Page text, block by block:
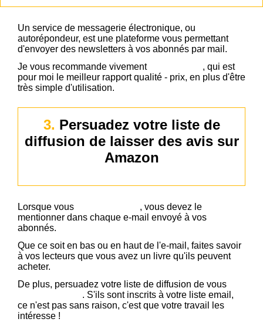
Un service de messagerie électronique, ou
autorépondeur, est une plateforme vous permettant
d'envoyer des newsletters à vos abonnés par mail.
Je vous recommande vivement
, qui est
pour moi le meilleur rapport qualité - prix, en plus d'être
très simple d'utilisation.
3. Persuadez votre liste de
diffusion de laisser des avis sur
Amazon
Lorsque vous
, vous devez le
mentionner dans chaque e-mail envoyé à vos
abonnés.
Que ce soit en bas ou en haut de l'e-mail, faites savoir
à vos lecteurs que vous avez un livre qu'ils peuvent
acheter.
De plus, persuadez votre liste de diffusion de vous
. S'ils sont inscrits à votre liste email,
ce n'est pas sans raison, c'est que votre travail les
intéresse !